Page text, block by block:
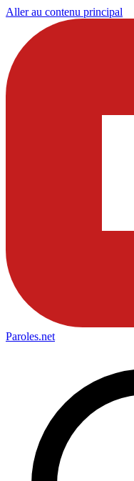
Aller au contenu principal
Paroles.net